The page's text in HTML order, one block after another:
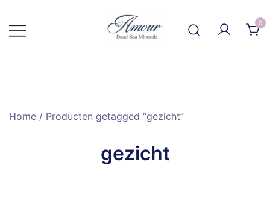
naar
de
0
Home / Producten getagged “gezicht”
gezicht